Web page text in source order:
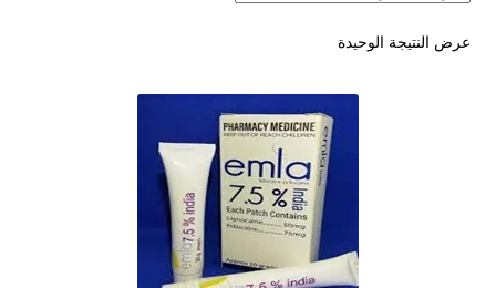
ادوية تخسيس
اكسسوارات مثيره
عرض النتيجة الوحيدة